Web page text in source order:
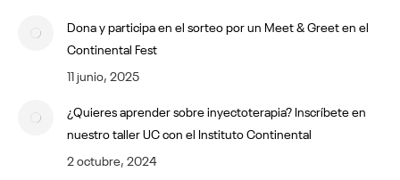
Dona y participa en el sorteo por un Meet & Greet en el
Continental Fest
11 junio, 2025
¿Quieres aprender sobre inyectoterapia? Inscríbete en
nuestro taller UC con el Instituto Continental
2 octubre, 2024